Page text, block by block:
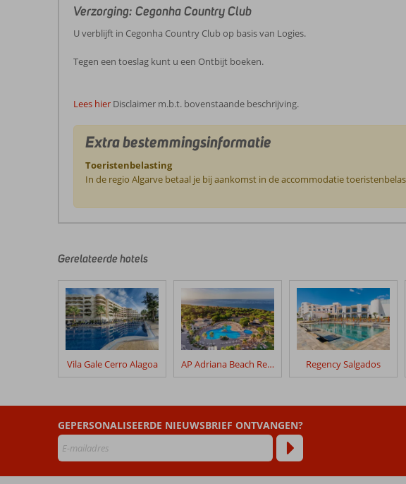
Verzorging: Cegonha Country Club
U verblijft in Cegonha Country Club op basis van Logies.
Tegen een toeslag kunt u een Ontbijt boeken.
Lees hier Disclaimer m.b.t. bovenstaande beschrijving.
Extra bestemmingsinformatie
Toeristenbelasting
In de regio Algarve betaal je bij aankomst in de accommodatie
door
klanten
geschreven
na
hun
verblijf
Cegonha
Beoordelingen
die
ouder
zijn
Gerelateerde hotels
Vila Gale Cerro Alagoa AP Adriana Beach Resort Regency Salgados
GEPERSONALISEERDE NIEUWSBRIEF ONTVANGEN?